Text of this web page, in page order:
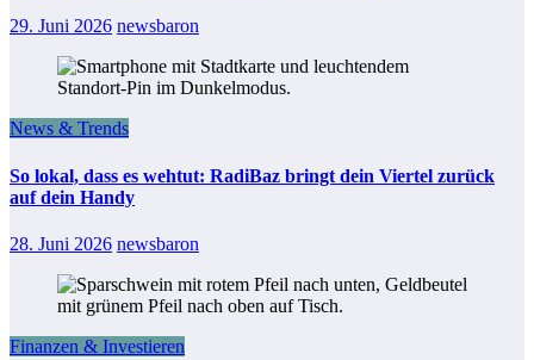
29. Juni 2026 newsbaron
News & Trends
So lokal, dass es wehtut: RadiBaz bringt dein Viertel zurück
auf dein Handy
28. Juni 2026 newsbaron
Finanzen & Investieren